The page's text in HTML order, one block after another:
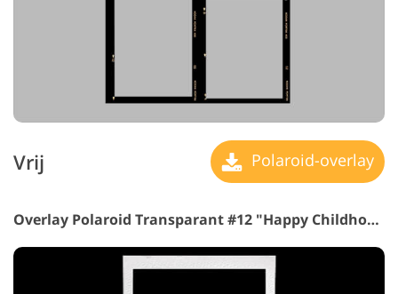
Vrij Polaroid-overlay
Overlay Polaroid Transparant #12 "Happy Childhood"